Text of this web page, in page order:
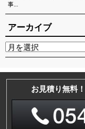
事...
アーカイブ
お見積り無料！